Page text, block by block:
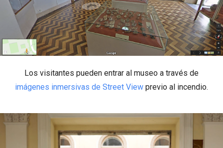
Los visitantes pueden entrar al museo a través de
imágenes inmersivas de Street View previo al incendio.